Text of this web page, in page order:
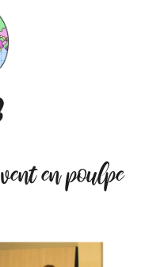
en poulpe